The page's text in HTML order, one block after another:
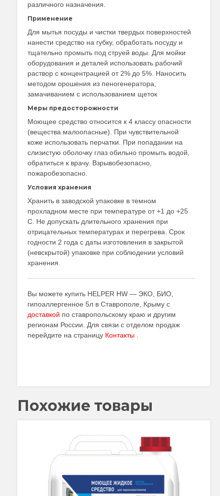
различного назначения.
Применение
Для мытья посуды и чистки твердых поверхностей
нанести средство на губку, обработать посуду и
тщательно промыть под струей воды. Для мойки
оборудования и деталей использовать рабочий
раствор с концентрацией от 2% до 5%. Наносить
методом орошения из пеногенератора,
замачиванием с использованием щеток
Меры предосторожности
Моющее средство относится к 4 классу опасности
(вещества малоопасные). При чувствительной
коже использовать перчатки. При попадании на
слизистую оболочку глаз обильно промыть водой,
обратиться к врачу. Взрывобезопасно,
пожаробезопасно.
Условия хранения
Хранить в заводской упаковке в темном
прохладном месте при температуре от +1 до +25
С. Не допускать длительного хранения при
отрицательных температурах и перегрева. Срок
годности 2 года с даты изготовления в закрытой
(невскрытой) упаковке при соблюдении условий
хранения.
Вы можете купить HELPER HW — ЭКО, БИО,
гипоаллергенное 5л в Ставрополе, Крыму с
доставкой по ставропольскому краю и другим
регионам России. Для связи с отделом продаж
перейдите на страницу Контакты
Похожие товары